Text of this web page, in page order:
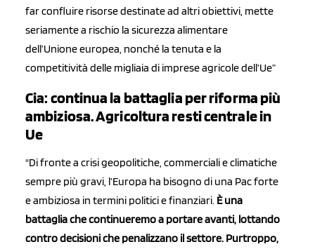
far confluire risorse destinate ad altri obiettivi, mette
seriamente a rischio la sicurezza alimentare
dell’Unione europea, nonché la tenuta e la
competitività delle migliaia di imprese agricole dell’Ue”
Cia: continua la battaglia per riforma più
ambiziosa. Agricoltura resti centrale in
Ue
"Di fronte a crisi geopolitiche, commerciali e climatiche
sempre più gravi, l’Europa ha bisogno di una Pac forte
e ambiziosa in termini politici e finanziari. È una
battaglia che continueremo a portare avanti, lottando
contro decisioni che penalizzano il settore. Purtroppo,